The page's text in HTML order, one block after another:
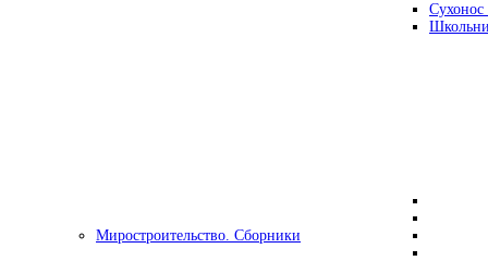
Миростроительство. Сборники